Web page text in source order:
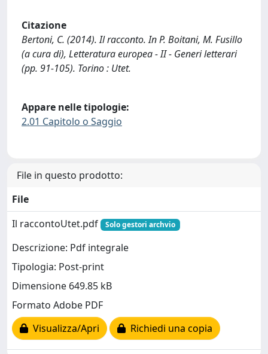
Citazione
Bertoni, C. (2014). Il racconto. In P. Boitani, M. Fusillo
(a cura di), Letteratura europea - II - Generi letterari
(pp. 91-105). Torino : Utet.
Appare nelle tipologie:
2.01 Capitolo o Saggio
File in questo prodotto:
File
Il raccontoUtet.pdf
Solo gestori archvio
Descrizione: Pdf integrale
Tipologia: Post-print
Dimensione 649.85 kB
Formato Adobe PDF
Visualizza/Apri
Richiedi una copia